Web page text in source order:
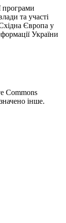
програми
та участі
Європа у
України
Commons
інше.